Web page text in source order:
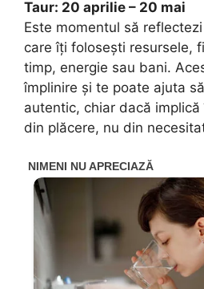
Taur: 20 aprilie – 20 mai
Este momentul să
care îți folosești resursele,
timp, energie sau bani.
împlinire și te poate ajuta
autentic, chiar dacă
din plăcere, nu din